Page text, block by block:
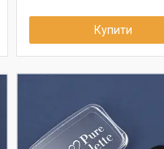
Купити